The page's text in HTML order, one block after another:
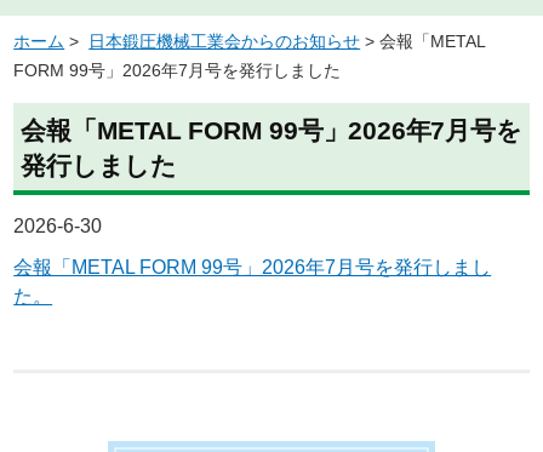
ホーム > 日本鍛圧機械工業会からのお知らせ > 会報「METAL
FORM 99号」2026年7月号を発行しました
会報「METAL FORM 99号」2026年7月号を
発行しました
2026-6-30
会報「METAL FORM 99号」2026年7月号を発行しまし
た。